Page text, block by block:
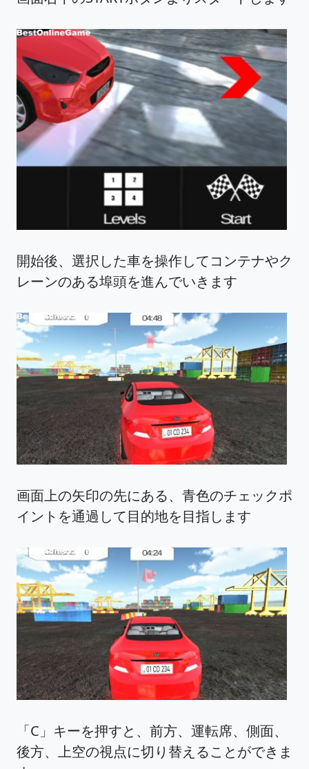
開始後、選択した車を操作してコンテナやク
レーンのある埠頭を進んでいきます
画面上の矢印の先にある、青色のチェックポ
イントを通過して目的地を目指します
「C」キーを押すと、前方、運転席、側面、
後方、上空の視点に切り替えることができま